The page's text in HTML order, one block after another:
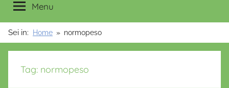
Menu
Sei in: Home normopeso
Tag: normopeso